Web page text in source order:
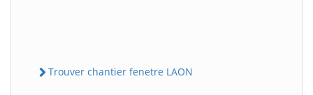
Trouver chantier fenetre LAON